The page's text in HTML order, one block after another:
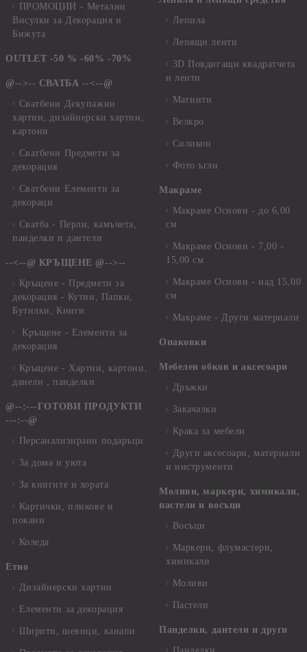
ПРОМОЦИИ - Метални
Висулки за Декорация и
Бижута
OUTLET -50 % -60% -70%
@-->-- СВАТБА --<--@
Сватбени Декупажни
хартии, дизайнерски хартии,
картони
Сватбени Предмети за
декорация
Сватбени Елементи за
декораци
Сватба - Перли, камъчета,
панделки и дантели
--<--@ КРЪЩЕНЕ @-->--
Кръщене - Предмети за
декорация - Кутии, Папки,
Бутилки, Книги
Кръщене - Елементи за
декорация
Кръщене - Хартии, картони,
данели , панделки
@--:---ГОТОВИ ПРОДУКТИ
---:--@
Персанализирани подаръци
За дома и уюта
За книгите и хората
Картички, пликове и
покани
Коледа
Етно
Дизайнерски хартии
Елементи за декорация
Ширити, шевици, канапи
Лепила
Лепящи ленти
3D Повдигащи квадратчета
и ленти
Магнити
Велкро
Силикон
Фото ъгли
Макраме
Макраме Основи - до 6,00
см
Макраме Основи - 7,00 -
15,00 см
Макраме Основи - над 15,00
см
Макраме - Други материали
Опаковки
Мебелен обков и аксесоари
Дръжки
Закачалки
Крака за мебели
Други аксесоари, материали
и инструменти
Моливи, маркери, химикали,
пастели и восъци
Восъци
Маркери, флумастери,
химикали
Моливи
Пастели
Панделки, дантели и други